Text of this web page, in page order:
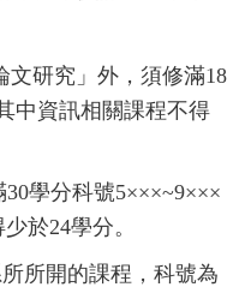
文研究」外，須修滿18
中資訊相關課程不得
30學分科號5×××~9×××
少於24學分。
開的課程，科號為